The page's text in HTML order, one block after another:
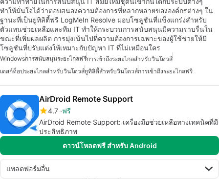
ทำให้มั่นใจได้ว่าตอบสนองความต้องการที่หลากหลายขององค์กรต่างๆ ใน
ฐานะที่เป็นยูทิลิตี้ฟรี LogMeIn Resolve มอบโซลูชันที่แข็งแกร่งสำหรับ
ตัวแทนช่วยเหลือและทีม IT ทำให้กระบวนการสนับสนุนมีความราบรื่นใน
ขณะที่เพิ่มผลผลิต การมุ่งเน้นไปที่ความต้องการเฉพาะของผู้ใช้ช่วยให้มี
โซลูชันที่ปรับแต่งให้เหมาะกับปัญหา IT ที่ไม่เหมือนใคร
Windowsการสนับสนุนระยะไกลฟรีการเข้าถึงระยะไกลสำหรับวินโดวส์
เดสก์ท็อประยะไกลสำหรับวินโดวส์ยูทิลิตี้สำหรับวินโดวส์การเข้าถึงระยะไกลฟรี
AirDroid Remote Support
4.7 ฟรี
AirDroid Remote Support: เครื่องมือช่วยเหลือทางเทคนิคที่มี
ประสิทธิภาพ
ดาวน์โหลดฟรี สำหรับ Android
แพลตฟอร์มอื่น